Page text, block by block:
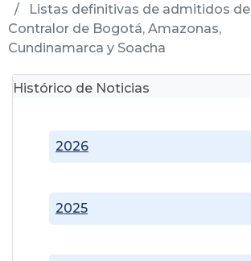
Listas definitivas de admitidos de
Contralor de Bogotá, Amazonas,
Cundinamarca y Soacha
Histórico de Noticias
2025
2026